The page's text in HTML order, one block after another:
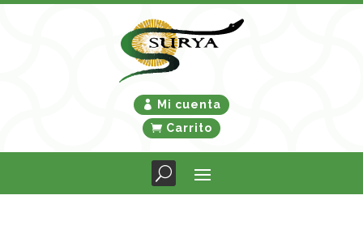
Mi cuenta
Carrito